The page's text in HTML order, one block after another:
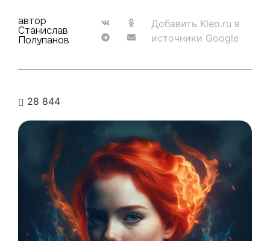
автор
Станислав
Полупанов
Добавить Kleo.ru в
источники Google
28 844